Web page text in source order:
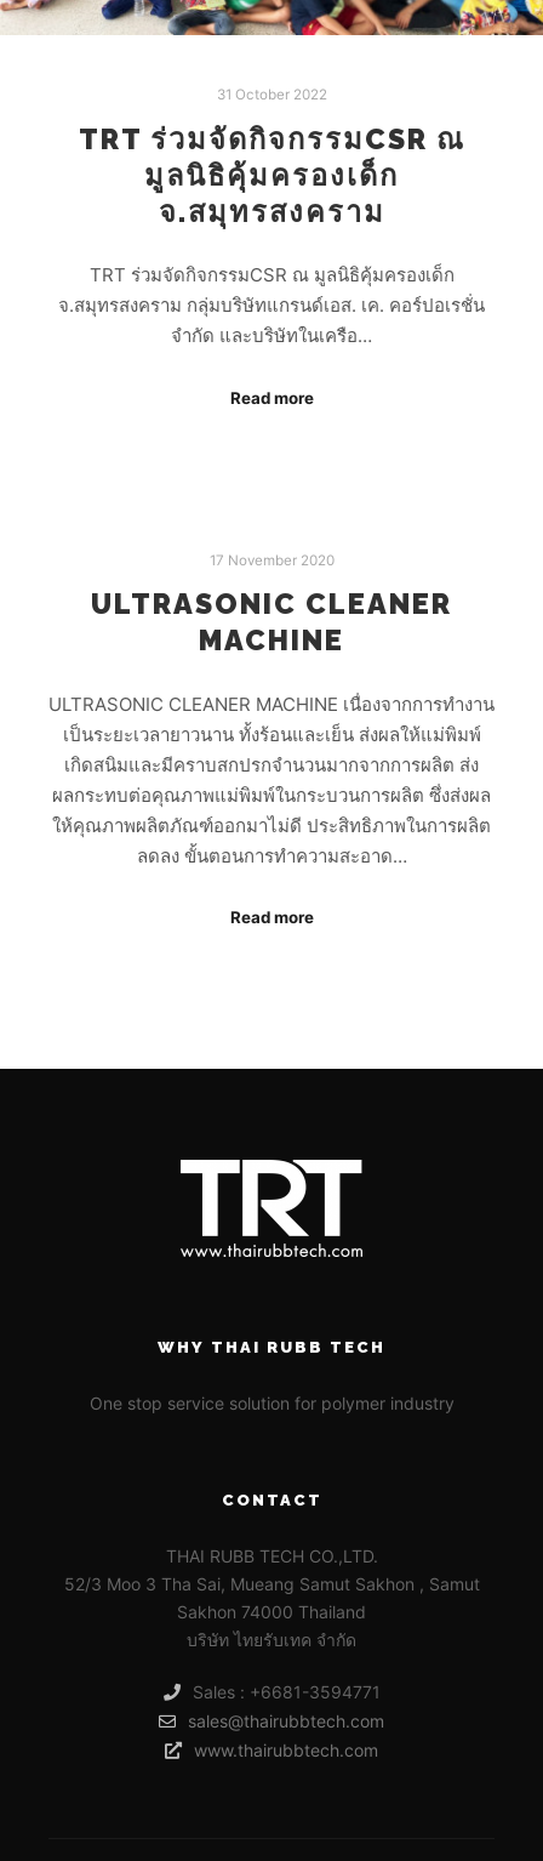
31 October 2022
TRT ร่วมจัดกิจกรรมCSR ณ
มูลนิธิคุ้มครองเด็ก
จ.สมุทรสงคราม
TRT ร่วมจัดกิจกรรมCSR ณ มูลนิธิคุ้มครองเด็ก
จ.สมุทรสงคราม กลุ่มบริษัทแกรนด์เอส. เค. คอร์ปอเรชั่น
จำกัด และบริษัทในเครือ…
Read more
17 November 2020
ULTRASONIC CLEANER
MACHINE
ULTRASONIC CLEANER MACHINE เนื่องจากการทำงาน
เป็นระยะเวลายาวนาน ทั้งร้อนและเย็น ส่งผลให้แม่พิมพ์
เกิดสนิมและมีคราบสกปรกจำนวนมากจากการผลิต ส่ง
ผลกระทบต่อคุณภาพแม่พิมพ์ในกระบวนการผลิต ซึ่งส่งผล
ให้คุณภาพผลิตภัณฑ์ออกมาไม่ดี ประสิทธิภาพในการผลิต
ลดลง ขั้นตอนการทำความสะอาด…
Read more
WHY THAI RUBB TECH
One stop service solution for polymer industry
CONTACT
THAI RUBB TECH CO.,LTD.
52/3 Moo 3 Tha Sai, Mueang Samut Sakhon , Samut
Sakhon 74000 Thailand
บริษัท ไทยรับเทค จำกัด
Sales : +6681-3594771
sales@thairubbtech.com
www.thairubbtech.com